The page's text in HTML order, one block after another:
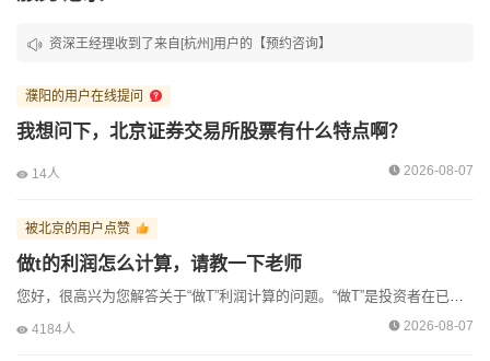
资深王经理收到了来自[杭州]用户的【预约咨询】
资深王经理收到了来自[合肥]用户的【预约咨询】
资深王经理收到了来自[北京]用户的【微信咨询】
资深王经理收到了来自[石家庄]用户的【预约咨询】
资深王经理收到了来自[太原]用户的【在线咨询】
资深王经理收到了来自[太原]用户的【在线咨询】
资深王经理收到了来自[红河]用户的【电话咨询】
濮阳的用户在线提问
我想问下，北京证券交易所股票有什么特点啊？
14人 2026-08-07
被北京的用户点赞
做t的利润怎么计算，请教一下老师
您好，很高兴为您解答关于“做T”利润计算的问题。“做T”是投资者在已有持仓的基础上，通过日内低买高卖或高卖低买来摊薄成本、增厚利润的操作。其核心利润计算逻辑如下：**1.核心计算公式*...
4184人 2026-08-07